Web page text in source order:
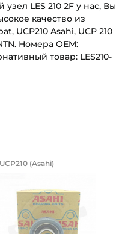
LES 210 2F у нас, Вы
качество из
UCP210 Asahi, UCP 210
Номера OEM:
товар: LES210-
(B):на вал 50 мм, в
Подшипниковый
UCP210 (Asahi)